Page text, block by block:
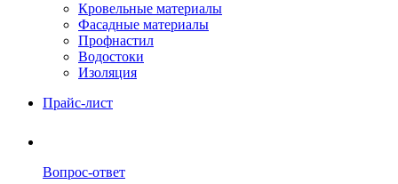
Кровельные материалы
Фасадные материалы
Профнастил
Водостоки
Изоляция
Прайс-лист
Вопрос-ответ